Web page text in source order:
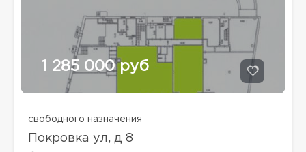
1 285 000 руб
свободного назначения
Покровка ул, д 8